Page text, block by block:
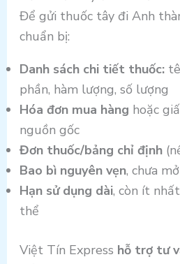
Để gửi thuốc tây đi Anh
chuẩn bị:
Danh sách chi tiết thuốc:
phần, hàm lượng, số lượng
Hóa đơn mua hàng hoặc
nguồn gốc
Đơn thuốc/bảng chỉ định
Bao bì nguyên vẹn, chưa
Hạn sử dụng dài, còn ít
thể
Việt Tín Express hỗ trợ tư